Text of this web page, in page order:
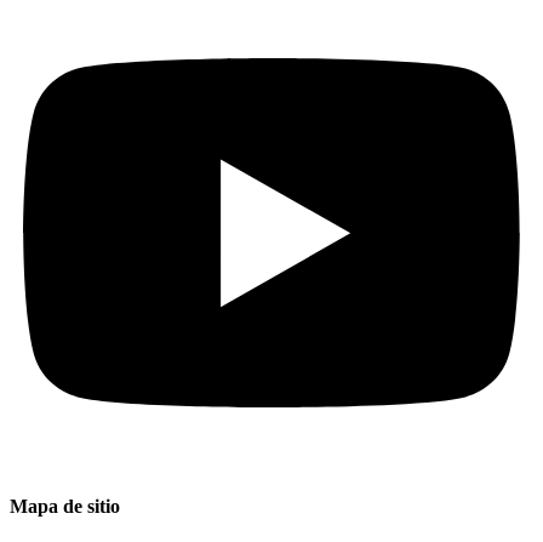
Mapa de sitio